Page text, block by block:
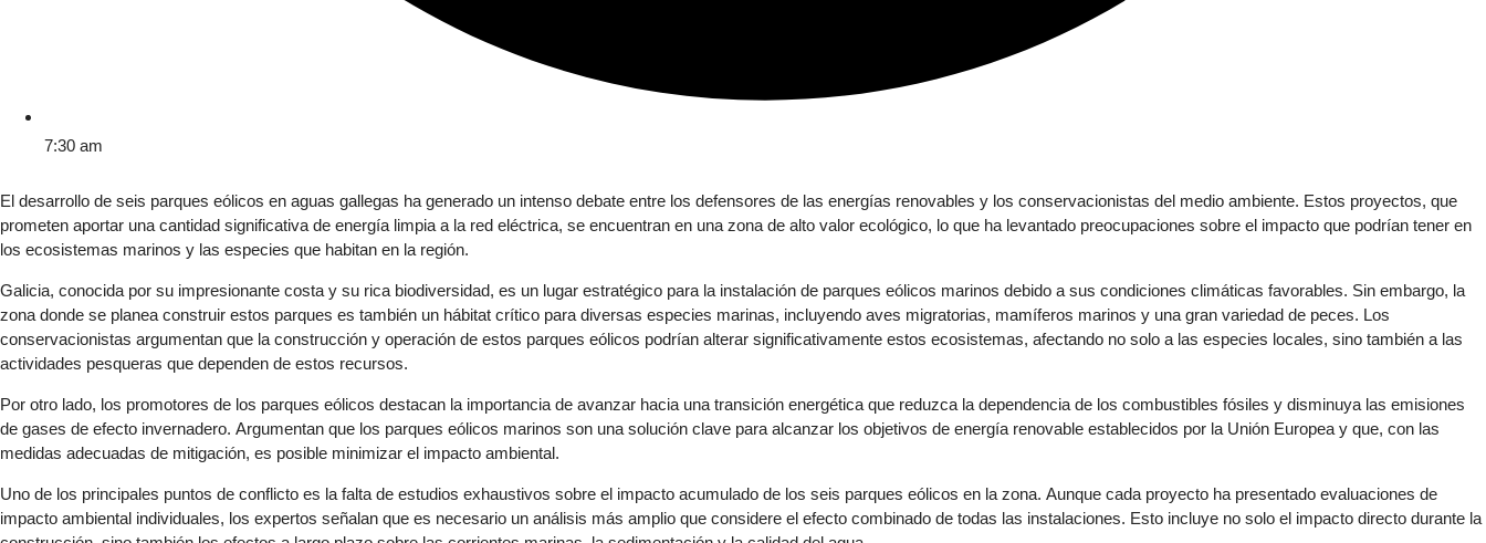
7:30 am
El desarrollo de seis parques eólicos en aguas gallegas ha generado un intenso debate entre los defensores de las energías renovables y los conservacionistas del medio ambiente. Estos proyectos, que
prometen aportar una cantidad significativa de energía limpia a la red eléctrica, se encuentran en una zona de alto valor ecológico, lo que ha levantado preocupaciones sobre el impacto que podrían tener en
los ecosistemas marinos y las especies que habitan en la región.
Galicia, conocida por su impresionante costa y su rica biodiversidad, es un lugar estratégico para la instalación de parques eólicos marinos debido a sus condiciones climáticas favorables. Sin embargo, la
zona donde se planea construir estos parques es también un hábitat crítico para diversas especies marinas, incluyendo aves migratorias, mamíferos marinos y una gran variedad de peces. Los
conservacionistas argumentan que la construcción y operación de estos parques eólicos podrían alterar significativamente estos ecosistemas, afectando no solo a las especies locales, sino también a las
actividades pesqueras que dependen de estos recursos.
Por otro lado, los promotores de los parques eólicos destacan la importancia de avanzar hacia una transición energética que reduzca la dependencia de los combustibles fósiles y disminuya las emisiones
de gases de efecto invernadero. Argumentan que los parques eólicos marinos son una solución clave para alcanzar los objetivos de energía renovable establecidos por la Unión Europea y que, con las
medidas adecuadas de mitigación, es posible minimizar el impacto ambiental.
Uno de los principales puntos de conflicto es la falta de estudios exhaustivos sobre el impacto acumulado de los seis parques eólicos en la zona. Aunque cada proyecto ha presentado evaluaciones de
impacto ambiental individuales, los expertos señalan que es necesario un análisis más amplio que considere el efecto combinado de todas las instalaciones. Esto incluye no solo el impacto directo durante la